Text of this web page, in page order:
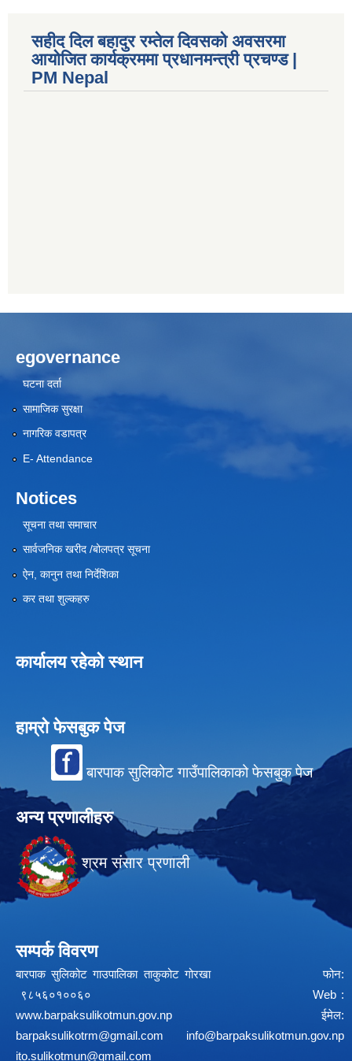
सहीद दिल बहादुर रम्तेल दिवसको अवसरमा
आयोजित कार्यक्रममा प्रधानमन्त्री प्रचण्ड |
PM Nepal
egovernance
घटना दर्ता
सामाजिक सुरक्षा
नागरिक वडापत्र
E- Attendance
Notices
सूचना तथा समाचार
सार्वजनिक खरीद /बोलपत्र सूचना
ऐन, कानुन तथा निर्देशिका
कर तथा शुल्कहरु
कार्यालय रहेको स्थान
हाम्रो फेसबुक पेज
बारपाक सुलिकोट गाउँपालिकाको फेसबुक पेज
अन्य प्रणालीहरु
श्रम संसार प्रणाली
सम्पर्क विवरण
बारपाक सुलिकोट गाउपालिका ताकुकोट गोरखा फोन:
९८५६०१००६० Web :
www.barpaksulikotmun.gov.np
ईमेल:
barpaksulikotrm@gmail.com
info@barpaksulikotmun.gov.np
ito.sulikotmun@gmail.com